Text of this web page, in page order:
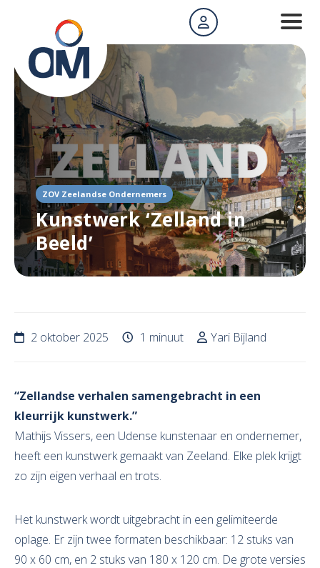
ZOV Zeelandse Ondernemers
Kunstwerk ‘Zelland in
Beeld’
2 oktober 2025 1 minuut Yari Bijland
“Zellandse verhalen samengebracht in een
kleurrijk kunstwerk.”
Mathijs Vissers, een Udense kunstenaar en ondernemer,
heeft een kunstwerk gemaakt van Zeeland. Elke plek krijgt
zo zijn eigen verhaal en trots.
Het kunstwerk wordt uitgebracht in een gelimiteerde
oplage. Er zijn twee formaten beschikbaar: 12 stuks van
90 x 60 cm, en 2 stuks van 180 x 120 cm. De grote versies